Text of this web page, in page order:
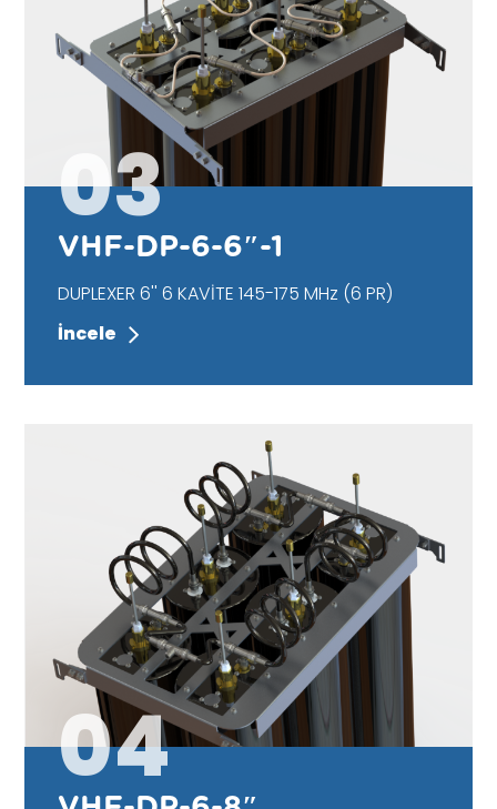
03
VHF-DP-6-6″-1
DUPLEXER 6'' 6 KAVİTE 145-175 MHz (6 PR)
İncele
04